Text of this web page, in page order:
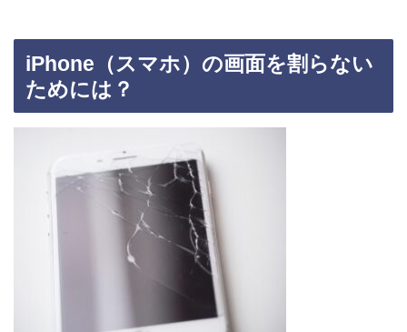
iPhone（スマホ）の画面を割らない
ためには？